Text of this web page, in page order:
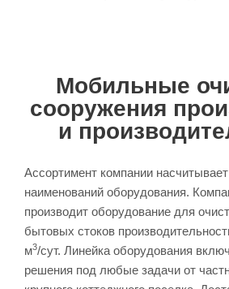
Мобильные
сооружения
и
Ассортимент компании
наименований оборудования.
производит оборудование для
бытовых стоков
м3/сут. Линейка оборудования
решения под любые задачи от